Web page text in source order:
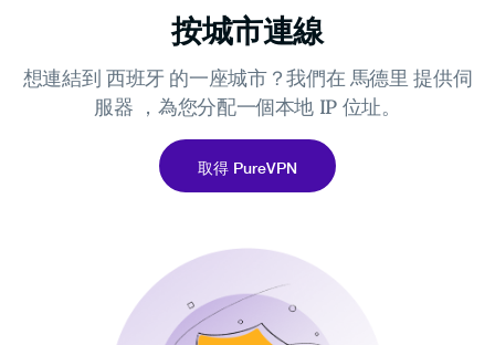
按城市連線
想連結到 西班牙 的一座城市？我們在 馬德里 提供伺
服器 ，為您分配一個本地 IP 位址。
取得 PureVPN